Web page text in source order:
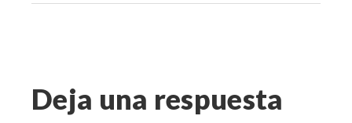
Deja una respuesta